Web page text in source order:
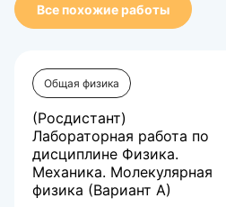
Все похожие работы
Общая физика
(Росдистант)
Лабораторная работа по
дисциплине Физика.
Механика. Молекулярная
физика (Вариант А)